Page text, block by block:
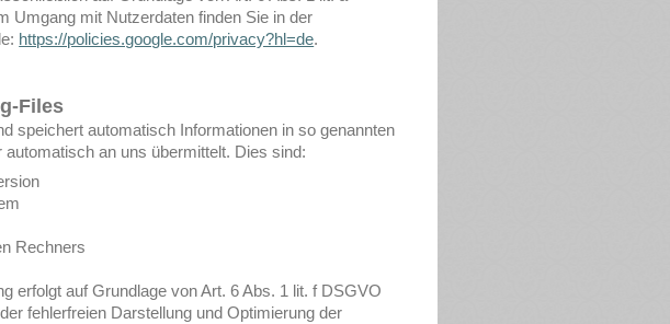
Umgang mit Nutzerdaten finden Sie in der
https://policies.google.com/privacy?hl=de.
Files
speichert automatisch Informationen in so genannten
an uns übermittelt. Dies sind:
Rechners
erfolgt auf Grundlage von Art. 6 Abs. 1 lit. f DSGVO
fehlerfreien Darstellung und Optimierung der